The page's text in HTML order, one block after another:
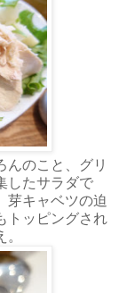
んのこと、グリ
したサラダで
芽キャベツの迫
トッピングされ